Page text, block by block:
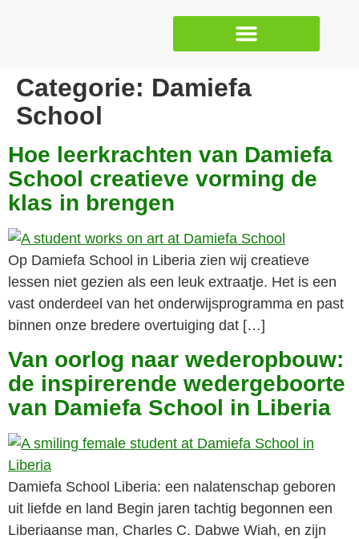
Categorie: Damiefa
School
Hoe leerkrachten van Damiefa
School creatieve vorming de
klas in brengen
Op Damiefa School in Liberia zien wij creatieve
lessen niet gezien als een leuk extraatje. Het is een
vast onderdeel van het onderwijsprogramma en past
binnen onze bredere overtuiging dat […]
Van oorlog naar wederopbouw:
de inspirerende wedergeboorte
van Damiefa School in Liberia
Damiefa School Liberia: een nalatenschap geboren
uit liefde en land Begin jaren tachtig begonnen een
Liberiaanse man, Charles C. Dabwe Wiah, en zijn